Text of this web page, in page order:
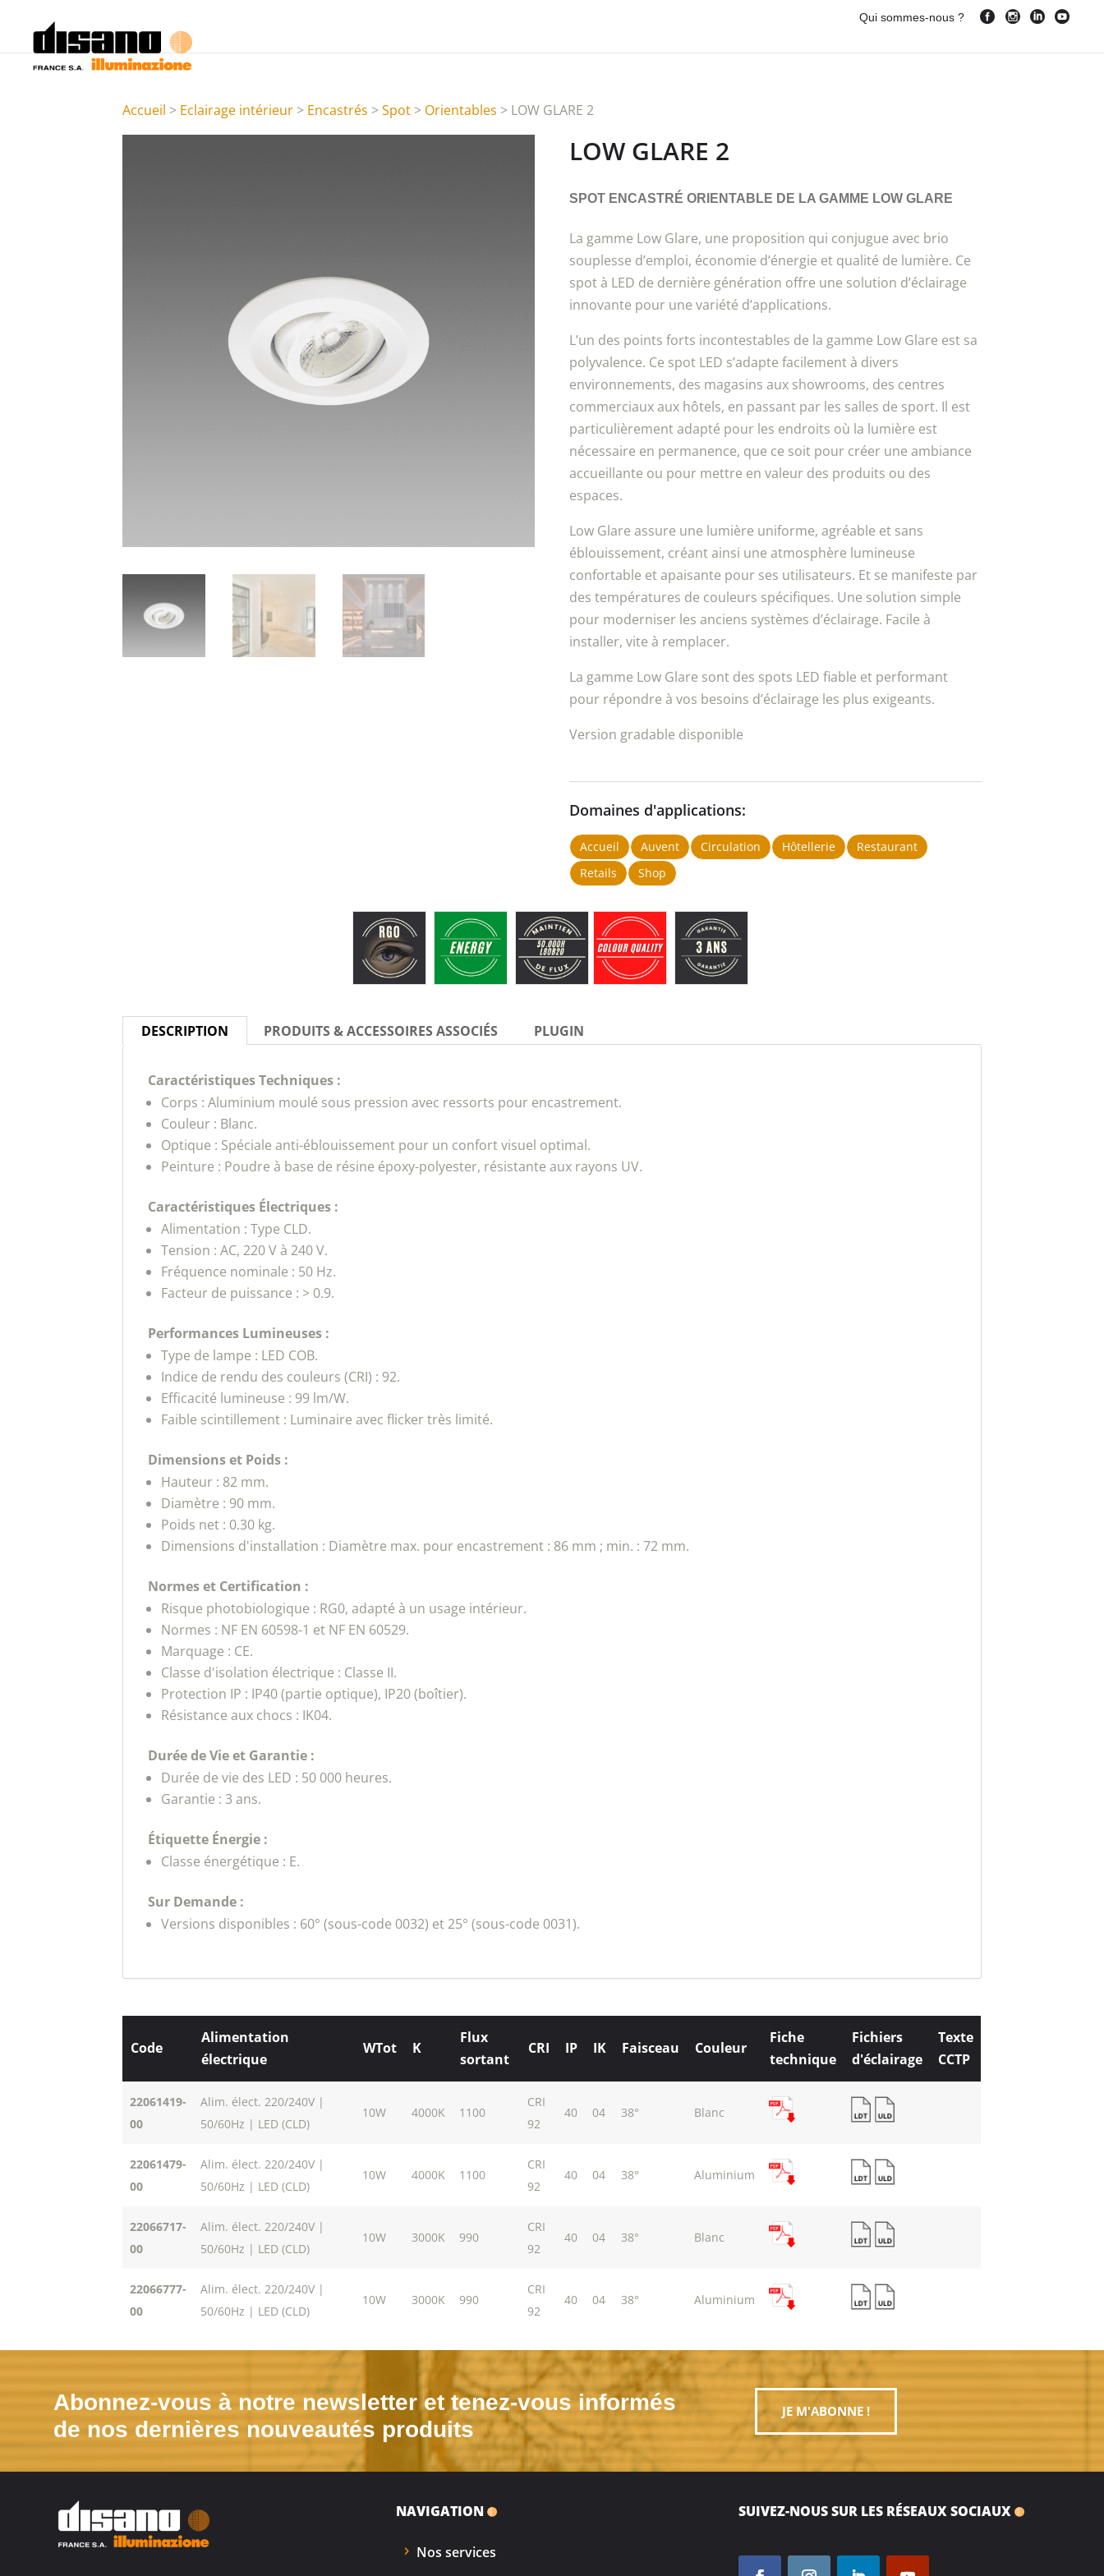
Qui sommes-nous ?
Accueil > Eclairage intérieur > Encastrés >Spot > Orientables > LOW GLARE 2
LOW GLARE 2
SPOT ENCASTRÉ ORIENTABLE DE LA GAMME LOW GLARE
La gamme Low Glare, une proposition qui conjugue avec brio
souplesse d’emploi, économie d’énergie et qualité de lumière. Ce
spot à LED de dernière génération offre une solution d’éclairage
innovante pour une variété d’applications.
L’un des points forts incontestables de la gamme Low Glare est sa
polyvalence. Ce spot LED s’adapte facilement à divers
environnements, des magasins aux showrooms, des centres
commerciaux aux hôtels, en passant par les salles de sport. Il est
particulièrement adapté pour les endroits où la lumière est
nécessaire en permanence, que ce soit pour créer une ambiance
accueillante ou pour mettre en valeur des produits ou des
espaces.
Low Glare assure une lumière uniforme, agréable et sans
éblouissement, créant ainsi une atmosphère lumineuse
confortable et apaisante pour ses utilisateurs. Et se manifeste par
des températures de couleurs spécifiques. Une solution simple
pour moderniser les anciens systèmes d’éclairage. Facile à
installer, vite à remplacer.
La gamme Low Glare sont des spots LED fiable et performant
pour répondre à vos besoins d’éclairage les plus exigeants.
Version gradable disponible
Domaines d'applications:
Accueil Auvent Circulation Hôtellerie
Restaurant
Retails
Shop
DESCRIPTION PRODUITS & ACCESSOIRES ASSOCIÉS PLUGIN
Caractéristiques Techniques :
Corps : Aluminium moulé sous pression avec ressorts pour encastrement.
Couleur : Blanc.
Optique : Spéciale anti-éblouissement pour un confort visuel optimal.
Peinture : Poudre à base de résine époxy-polyester, résistante aux rayons UV.
Caractéristiques Électriques :
Alimentation : Type CLD.
Tension : AC, 220 V à 240 V.
Fréquence nominale : 50 Hz.
Facteur de puissance : > 0.9.
Performances Lumineuses :
Type de lampe : LED COB.
Indice de rendu des couleurs (CRI) : 92.
Efficacité lumineuse : 99 lm/W.
Faible scintillement : Luminaire avec flicker très limité.
Dimensions et Poids :
Hauteur : 82 mm.
Diamètre : 90 mm.
Poids net : 0.30 kg.
Dimensions d'installation : Diamètre max. pour encastrement : 86 mm ; min. : 72 mm.
Normes et Certification :
Risque photobiologique : RG0, adapté à un usage intérieur.
Normes : NF EN 60598-1 et NF EN 60529.
Marquage : CE.
Classe d'isolation électrique : Classe II.
Protection IP : IP40 (partie optique), IP20 (boîtier).
Résistance aux chocs : IK04.
Durée de Vie et Garantie :
Durée de vie des LED : 50 000 heures.
Garantie : 3 ans.
Étiquette Énergie :
Classe énergétique : E.
Sur Demande :
Versions disponibles : 60° (sous-code 0032) et 25° (sous-code 0031).
Code
Alimentation
électrique
WTot K
Flux
sortant
CRI IP IK Faisceau Couleur
Fiche
technique
Fichiers
d'éclairage
Texte
CCTP
22061419-
00
Alim. élect. 220/240V |
50/60Hz | LED (CLD)
10W 4000K 1100
CRI
92
40 04 38° Blanc
22061479-
00
Alim. élect. 220/240V |
50/60Hz | LED (CLD)
10W 4000K 1100
CRI
92
40 04 38° Aluminium
22066717-
00
Alim. élect. 220/240V |
50/60Hz | LED (CLD)
10W 3000K 990
CRI
92
40 04 38° Blanc
22066777-
00
Alim. élect. 220/240V |
50/60Hz | LED (CLD)
10W 3000K 990
CRI
92
40 04 38° Aluminium
Abonnez-vous à notre newsletter et tenez-vous informés
de nos dernières nouveautés produits
JE M'ABONNE !
NAVIGATION
Nos services
SUIVEZ-NOUS SUR LES RÉSEAUX SOCIAUX